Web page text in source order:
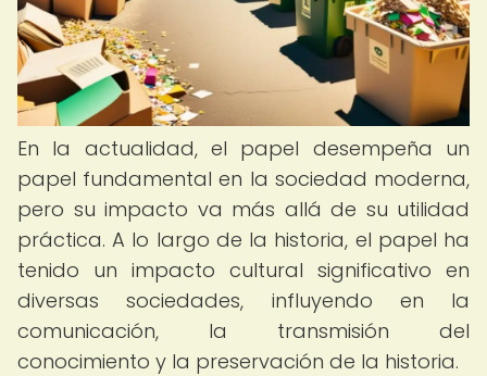
En la actualidad, el papel desempeña un
papel fundamental en la sociedad moderna,
pero su impacto va más allá de su utilidad
práctica. A lo largo de la historia, el papel ha
tenido un impacto cultural significativo en
diversas sociedades, influyendo en la
comunicación, la transmisión del
conocimiento y la preservación de la historia.